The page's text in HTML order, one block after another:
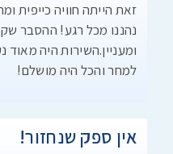
זאת הייתה חוויה כייפית
נהננו מכל רגע! ההסבר
ומעניין.השירות היה
למחר והכל היה מושלם!
אין ספק שנחזור!